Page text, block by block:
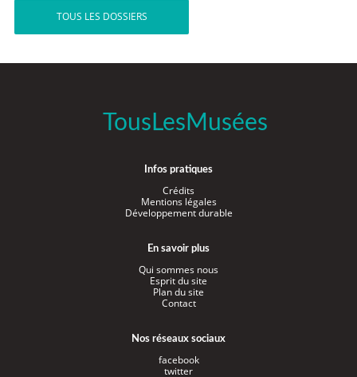
TOUS LES DOSSIERS
TousLesMusées
Infos pratiques
Crédits
Mentions légales
Développement durable
En savoir plus
Qui sommes nous
Esprit du site
Plan du site
Contact
Nos réseaux sociaux
facebook
twitter